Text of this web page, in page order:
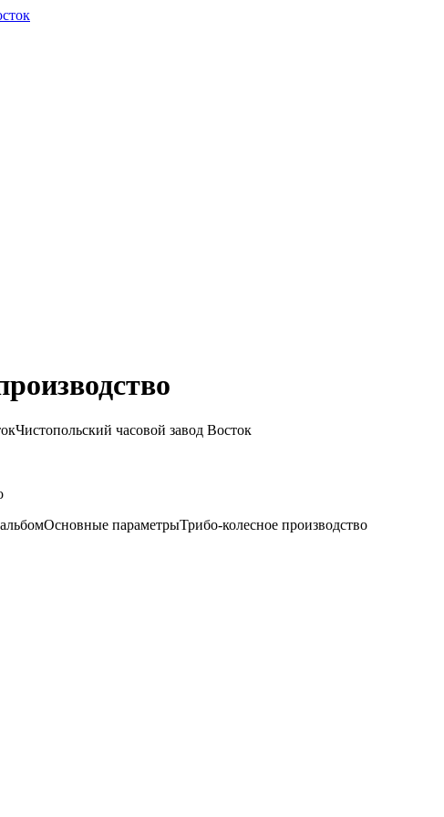
часовой завод Восток
параметрыТрибо-колесное производство